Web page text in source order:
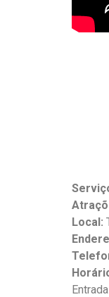
Local: